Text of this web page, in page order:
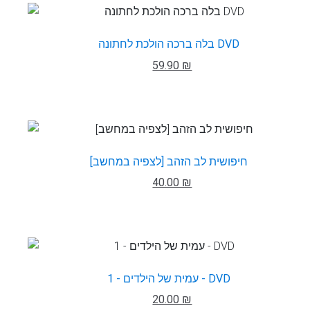
בלה ברכה הולכת לחתונה DVD
59.90 ₪
חיפושית לב הזהב [לצפיה במחשב]
40.00 ₪
עמית של הילדים - 1 - DVD
20.00 ₪